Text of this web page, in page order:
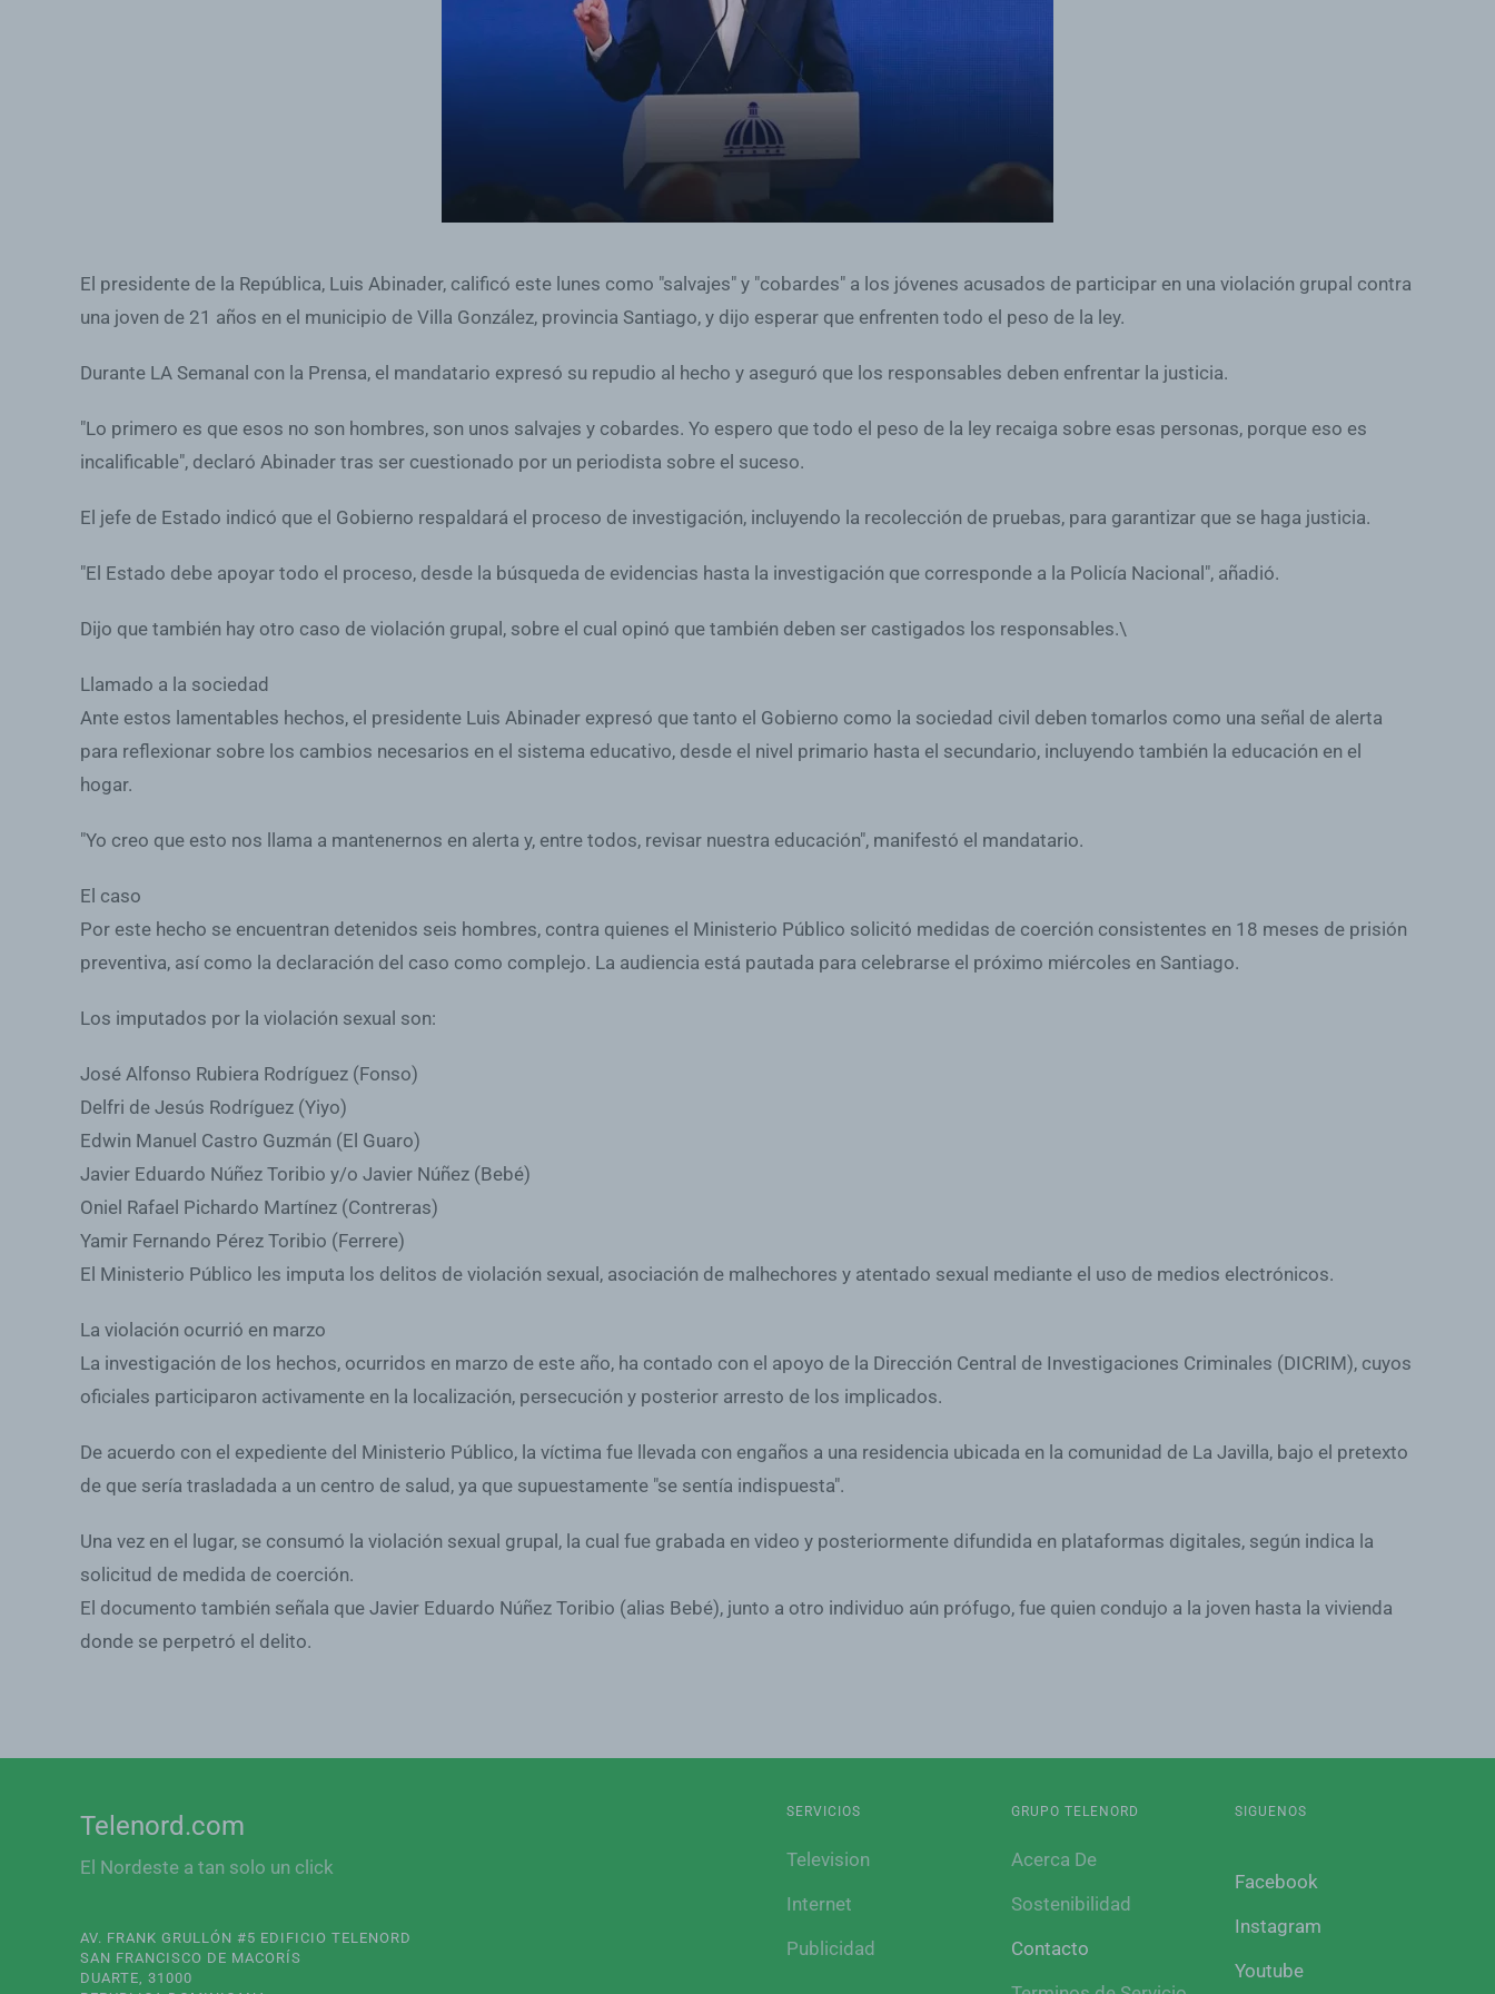
El presidente de la República, Luis Abinader, calificó este lunes como "salvajes" y "cobardes" a los jóvenes acusados de participar en una violación grupal contra
una joven de 21 años en el municipio de Villa González, provincia Santiago, y dijo esperar que enfrenten todo el peso de la ley.
Durante LA Semanal con la Prensa, el mandatario expresó su repudio al hecho y aseguró que los responsables deben enfrentar la justicia.
"Lo primero es que esos no son hombres, son unos salvajes y cobardes. Yo espero que todo el peso de la ley recaiga sobre esas personas, porque eso es
incalificable", declaró Abinader tras ser cuestionado por un periodista sobre el suceso.
El jefe de Estado indicó que el Gobierno respaldará el proceso de investigación, incluyendo la recolección de pruebas, para garantizar que se haga justicia.
"El Estado debe apoyar todo el proceso, desde la búsqueda de evidencias hasta la investigación que corresponde a la Policía Nacional", añadió.
Dijo que también hay otro caso de violación grupal, sobre el cual opinó que también deben ser castigados los responsables.\
Llamado a la sociedad
Ante estos lamentables hechos, el presidente Luis Abinader expresó que tanto el Gobierno como la sociedad civil deben tomarlos como una señal de alerta
para reflexionar sobre los cambios necesarios en el sistema educativo, desde el nivel primario hasta el secundario, incluyendo también la educación en el
hogar.
"Yo creo que esto nos llama a mantenernos en alerta y, entre todos, revisar nuestra educación", manifestó el mandatario.
El caso
Por este hecho se encuentran detenidos seis hombres, contra quienes el Ministerio Público solicitó medidas de coerción consistentes en 18 meses de prisión
preventiva, así como la declaración del caso como complejo. La audiencia está pautada para celebrarse el próximo miércoles en Santiago.
Los imputados por la violación sexual son:
José Alfonso Rubiera Rodríguez (Fonso)
Delfri de Jesús Rodríguez (Yiyo)
Edwin Manuel Castro Guzmán (El Guaro)
Javier Eduardo Núñez Toribio y/o Javier Núñez (Bebé)
Oniel Rafael Pichardo Martínez (Contreras)
Yamir Fernando Pérez Toribio (Ferrere)
El Ministerio Público les imputa los delitos de violación sexual, asociación de malhechores y atentado sexual mediante el uso de medios electrónicos.
La violación ocurrió en marzo
La investigación de los hechos, ocurridos en marzo de este año, ha contado con el apoyo de la Dirección Central de Investigaciones Criminales (DICRIM), cuyos
oficiales participaron activamente en la localización, persecución y posterior arresto de los implicados.
De acuerdo con el expediente del Ministerio Público, la víctima fue llevada con engaños a una residencia ubicada en la comunidad de La Javilla, bajo el pretexto
de que sería trasladada a un centro de salud, ya que supuestamente "se sentía indispuesta".
Una vez en el lugar, se consumó la violación sexual grupal, la cual fue grabada en video y posteriormente difundida en plataformas digitales, según indica la
solicitud de medida de coerción.
El documento también señala que Javier Eduardo Núñez Toribio (alias Bebé), junto a otro individuo aún prófugo, fue quien condujo a la joven hasta la vivienda
donde se perpetró el delito.
Telenord.com
El Nordeste a tan solo un click
AV. FRANK GRULLÓN #5 EDIFICIO TELENORD
SAN FRANCISCO DE MACORÍS
DUARTE, 31000
SERVICIOS
Television
Internet
Publicidad
GRUPO TELENORD
Acerca De
Sostenibilidad
Contacto
SIGUENOS
Facebook
Instagram
Youtube